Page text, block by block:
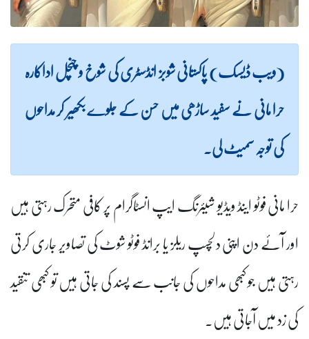
(ویب ڈیسک) پاکستانی شوبز انڈسٹری کی شوخ و چنچل اداکارہ
حرا مانی نے سفید ساڑھی میں حسن کے جلوے بکھیر کر مداحوں
کی توجہ سمیٹ لی۔
حرا مانی فوٹو اینڈ ویڈیو شیئرنگ ایپ انسٹاگرام پر کافی متحرک رہتی ہیں
اور آئے دن اپنی دلچسپ ریلز یا برانڈ فوٹو شوٹ کی تصاویر جاری کرتی
رہتی ہیں جو کبھی مداحوں کی جانب سے پسند کی جاتی ہیں تو کبھی تنقید
کی زد میں آجاتی ہیں۔